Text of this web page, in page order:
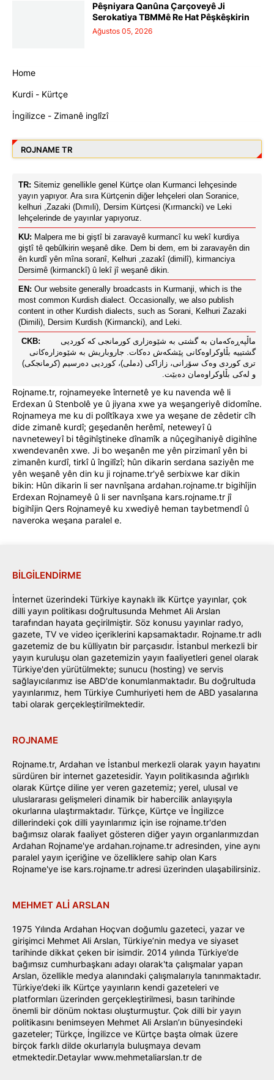
Pêşniyara Qanûna Çarçoveyê Ji
Serokatiya TBMMê Re Hat Pêşkêşkirin
Ağustos 05, 2026
Home
Kurdi - Kürtçe
İngilizce - Zimanê inglîzî
ROJNAME TR
TR: Sitemiz genellikle genel Kürtçe olan Kurmanci lehçesinde
yayın yapıyor. Ara sıra Kürtçenin diğer lehçeleri olan Soranice,
kelhuri ,Zazaki (Dımıli), Dersim Kürtçesi (Kırmancki) ve Leki
lehçelerinde de yayınlar yapıyoruz.
KU: Malpera me bi giştî bi zaravayê kurmancî ku wekî kurdiya
giştî tê qebûlkirin weşanê dike. Dem bi dem, em bi zaravayên din
ên kurdî yên mîna soranî, Kelhuri ,zazakî (dimilî), kirmanciya
Dersimê (kirmanckî) û lekî jî weşanê dikin.
EN: Our website generally broadcasts in Kurmanji, which is the
most common Kurdish dialect. Occasionally, we also publish
content in other Kurdish dialects, such as Sorani, Kelhuri Zazaki
(Dimili), Dersim Kurdish (Kirmancki), and Leki.
CKB:
ماڵپەڕەکەمان بە گشتی بە شێوەزاری کورمانجی کە کوردیی
گشتییە بڵاوکراوەکانی پێشکەش دەکات. جاروباریش بە شێوەزارەکانی
تری کوردی وەک سۆرانی، زازاکی (دملی)، کوردیی دەرسیم (کرمانجکی)
و لەکی بڵاوکراوەمان دەبێت.
Rojname.tr, rojnameyeke înternetê ye ku navenda wê li
Erdexan û Stenbolê ye û jiyana xwe ya weşangeriyê didomîne.
Rojnameya me ku di polîtîkaya xwe ya weşane de zêdetir cîh
dide zimanê kurdî; geşedanên herêmî, neteweyî û
navneteweyî bi têgihîştineke dînamîk a nûçegihaniyê digihîne
xwendevanên xwe. Ji bo weşanên me yên pirzimanî yên bi
zimanên kurdî, tirkî û îngilîzî; hûn dikarin serdana saziyên me
yên weşanê yên din ku ji rojname.tr'yê serbixwe kar dikin
bikin: Hûn dikarin li ser navnîşana ardahan.rojname.tr bigihîjin
Erdexan Rojnameyê û li ser navnîşana kars.rojname.tr jî
bigihîjin Qers Rojnameyê ku xwediyê heman taybetmendî û
naveroka weşana paralel e.
BILGILENDIRME
İnternet üzerindeki Türkiye kaynaklı ilk Kürtçe yayınlar, çok
dilli yayın politikası doğrultusunda Mehmet Ali Arslan
tarafından hayata geçirilmiştir. Söz konusu yayınlar radyo,
gazete, TV ve video içeriklerini kapsamaktadır. Rojname.tr adlı
gazetemiz de bu külliyatın bir parçasıdır. İstanbul merkezli bir
yayın kuruluşu olan gazetemizin yayın faaliyetleri genel olarak
Türkiye'den yürütülmekte; sunucu (hosting) ve servis
sağlayıcılarımız ise ABD'de konumlanmaktadır. Bu doğrultuda
yayınlarımız, hem Türkiye Cumhuriyeti hem de ABD yasalarına
tabi olarak gerçekleştirilmektedir.
ROJNAME
Rojname.tr, Ardahan ve İstanbul merkezli olarak yayın hayatını
sürdüren bir internet gazetesidir. Yayın politikasında ağırlıklı
olarak Kürtçe diline yer veren gazetemiz; yerel, ulusal ve
uluslararası gelişmeleri dinamik bir habercilik anlayışıyla
okurlarına ulaştırmaktadır. Türkçe, Kürtçe ve İngilizce
dillerindeki çok dilli yayınlarımız için ise rojname.tr'den
bağımsız olarak faaliyet gösteren diğer yayın organlarımızdan
Ardahan Rojname'ye ardahan.rojname.tr adresinden, yine aynı
paralel yayın içeriğine ve özelliklere sahip olan Kars
Rojname'ye ise kars.rojname.tr adresi üzerinden ulaşabilirsiniz.
MEHMET ALI ARSLAN
1975 Yılında Ardahan Hoçvan doğumlu gazeteci, yazar ve
girişimci Mehmet Ali Arslan, Türkiye’nin medya ve siyaset
tarihinde dikkat çeken bir isimdir. 2014 yılında Türkiye’de
bağımsız cumhurbaşkanı adayı olarak'ta çalışmalar yapan
Arslan, özellikle medya alanındaki çalışmalarıyla tanınmaktadır.
Türkiye’deki ilk Kürtçe yayınların kendi gazeteleri ve
platformları üzerinden gerçekleştirilmesi, basın tarihinde
önemli bir dönüm noktası oluşturmuştur. Çok dilli bir yayın
politikasını benimseyen Mehmet Ali Arslan’ın bünyesindeki
gazeteler; Türkçe, İngilizce ve Kürtçe başta olmak üzere
birçok farklı dilde okurlarıyla buluşmaya devam
etmektedir.Detaylar www.mehmetaliarslan.tr de